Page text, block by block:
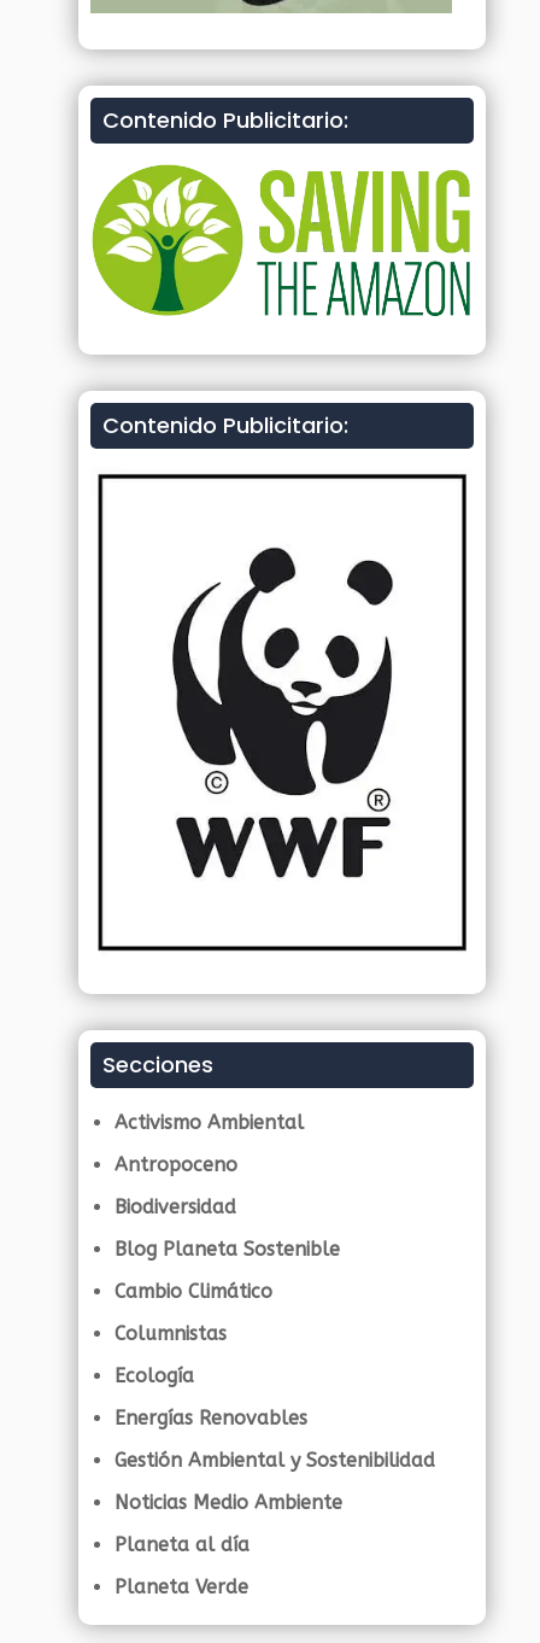
Contenido Publicitario:
Contenido Publicitario:
Secciones
Activismo Ambiental
Antropoceno
Biodiversidad
Blog Planeta Sostenible
Cambio Climático
Columnistas
Ecología
Energías Renovables
Gestión Ambiental y Sostenibilidad
Noticias Medio Ambiente
Planeta al día
Planeta Verde